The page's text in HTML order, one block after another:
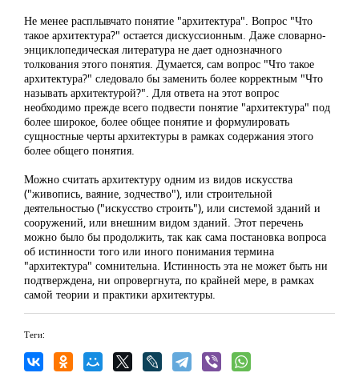
Не менее расплывчато понятие "архитектура". Вопрос "Что
такое архитектура?" остается дискуссионным. Даже словарно-
энциклопедическая литература не дает однозначного
толкования этого понятия. Думается, сам вопрос "Что такое
архитектура?" следовало бы заменить более корректным "Что
называть архитектурой?". Для ответа на этот вопрос
необходимо прежде всего подвести понятие "архитектура" под
более широкое, более общее понятие и формулировать
сущностные черты архитектуры в рамках содержания этого
более общего понятия.
Можно считать архитектуру одним из видов искусства
("живопись, ваяние, зодчество"), или строительной
деятельностью ("искусство строить"), или системой зданий и
сооружений, или внешним видом зданий. Этот перечень
можно было бы продолжить, так как сама постановка вопроса
об истинности того или иного понимания термина
"архитектура" сомнительна. Истинность эта не может быть ни
подтверждена, ни опровергнута, по крайней мере, в рамках
самой теории и практики архитектуры.
Теги: